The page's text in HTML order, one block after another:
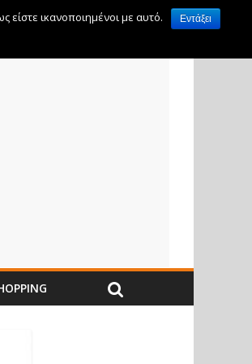
ικανοποιημένοι με αυτό.
Εντάξει